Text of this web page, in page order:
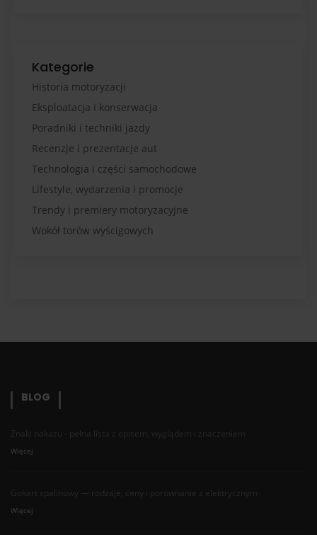
Kategorie
Historia motoryzacji
Eksploatacja i konserwacja
Poradniki i techniki jazdy
Recenzje i prezentacje aut
Technologia i części samochodowe
Lifestyle, wydarzenia i promocje
Trendy i premiery motoryzacyjne
Wokół torów wyścigowych
BLOG
Znaki nakazu - pełna lista z opisem, wyglądem i znaczeniem
Więcej
Gokart spalinowy — rodzaje, ceny i porównanie z elektrycznym
Więcej